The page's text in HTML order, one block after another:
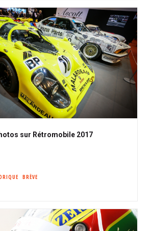
sur Rétromobile 2017
BRÈVE